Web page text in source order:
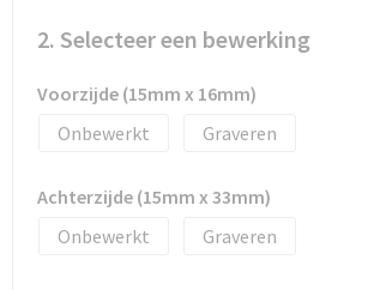
Tablettassen
Goodiebags
2. Selecteer een bewerking
Voorzijde (15mm x 16mm)
Onbewerkt
Graveren
Achterzijde (15mm x 33mm)
Onbewerkt
Graveren